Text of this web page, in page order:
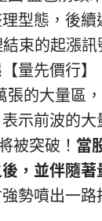
型態，後
束的起漲
量先價行
張的大量區
示前波的
被突破！ 當
，並伴隨著
勢噴出一路